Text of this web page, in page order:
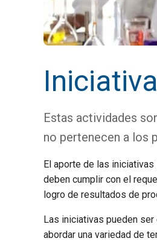
Estas actividades
no pertenecen a los
El aporte de las
deben cumplir con el
logro de resultados de
Las iniciativas pueden
abordar una variedad de